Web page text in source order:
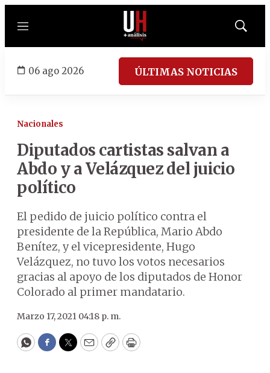
Menú
Mostrar
06 ago 2026 ÚLTIMAS NOTICIAS
Nacionales
Diputados cartistas salvan a
Abdo y a Velázquez del juicio
político
El pedido de juicio político contra el
presidente de la República, Mario Abdo
Benítez, y el vicepresidente, Hugo
Velázquez, no tuvo los votos necesarios
gracias al apoyo de los diputados de Honor
Colorado al primer mandatario.
Marzo 17, 2021 04:18 p. m.
WhatsApp
Facebook
Twitter
EmailCopyPrint